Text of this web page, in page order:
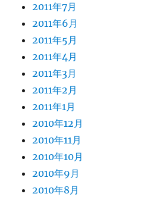
2011年7月
2011年6月
2011年5月
2011年4月
2011年3月
2011年2月
2011年1月
2010年12月
2010年11月
2010年10月
2010年9月
2010年8月